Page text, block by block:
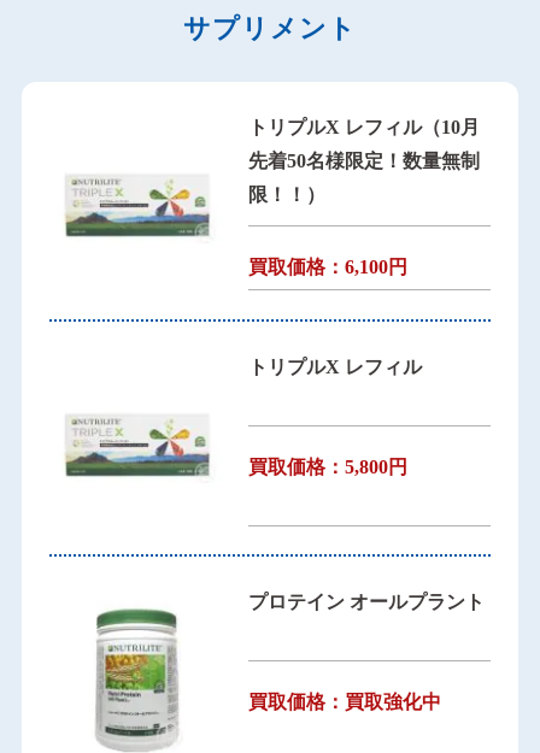
サプリメント
トリプルX レフィル（10月
先着50名様限定！数量無制
限！！）
買取価格：6,100円
トリプルX レフィル
買取価格：5,800円
プロテイン オールプラント
買取価格：買取強化中